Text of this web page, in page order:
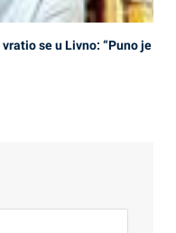
se u Livno: “Puno je